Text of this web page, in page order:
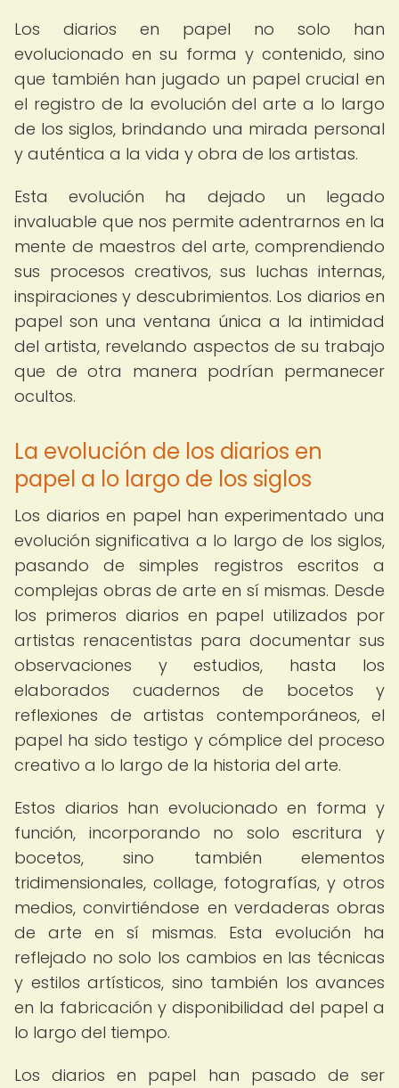
Los diarios en papel no solo han
evolucionado en su forma y contenido, sino
que también han jugado un papel crucial en
el registro de la evolución del arte a lo largo
de los siglos, brindando una mirada personal
y auténtica a la vida y obra de los artistas.
Esta evolución ha dejado un legado
invaluable que nos permite adentrarnos en la
mente de maestros del arte, comprendiendo
sus procesos creativos, sus luchas internas,
inspiraciones y descubrimientos. Los diarios en
papel son una ventana única a la intimidad
del artista, revelando aspectos de su trabajo
que de otra manera podrían permanecer
ocultos.
La evolución de los diarios en
papel a lo largo de los siglos
Los diarios en papel han experimentado una
evolución significativa a lo largo de los siglos,
pasando de simples registros escritos a
complejas obras de arte en sí mismas. Desde
los primeros diarios en papel utilizados por
artistas renacentistas para documentar sus
observaciones y estudios, hasta los
elaborados cuadernos de bocetos y
reflexiones de artistas contemporáneos, el
papel ha sido testigo y cómplice del proceso
creativo a lo largo de la historia del arte.
Estos diarios han evolucionado en forma y
función, incorporando no solo escritura y
bocetos, sino también elementos
tridimensionales, collage, fotografías, y otros
medios, convirtiéndose en verdaderas obras
de arte en sí mismas. Esta evolución ha
reflejado no solo los cambios en las técnicas
y estilos artísticos, sino también los avances
en la fabricación y disponibilidad del papel a
lo largo del tiempo.
Los diarios en papel han pasado de ser